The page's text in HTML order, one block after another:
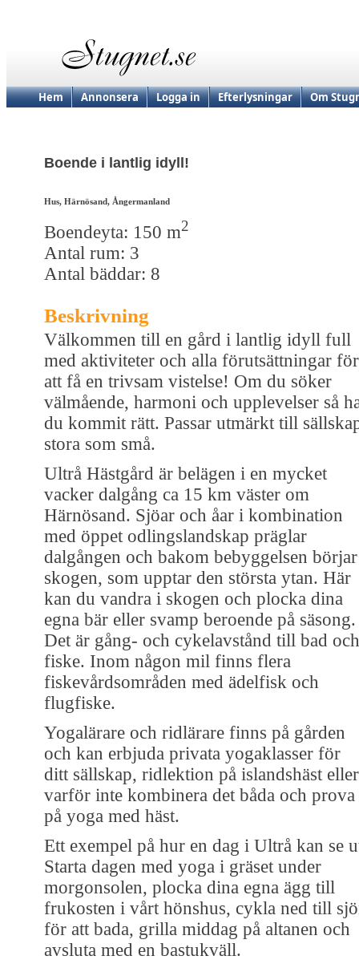
Hem Annonsera Logga in Efterlysningar Om
Boende i lantlig idyll!
Hus, Härnösand, Ångermanland
Boendeyta: 150 m2
Antal rum: 3
Antal bäddar: 8
Beskrivning
Välkommen till en gård i lantlig idyll full
med aktiviteter och alla förutsättningar för
att få en trivsam vistelse! Om du söker
välmående, harmoni och upplevelser så
du kommit rätt. Passar utmärkt till
stora som små.
Ultrå Hästgård är belägen i en mycket
vacker dalgång ca 15 km väster om
Härnösand. Sjöar och åar i kombination
med öppet odlingslandskap präglar
dalgången och bakom bebyggelsen börjar
skogen, som upptar den största ytan. Här
kan du vandra i skogen och plocka dina
egna bär eller svamp beroende på säsong.
Det är gång- och cykelavstånd till bad och
fiske. Inom någon mil finns flera
fiskevårdsområden med ädelfisk och
flugfiske.
Yogalärare och ridlärare finns på gården
och kan erbjuda privata yogaklasser för
ditt sällskap, ridlektion på islandshäst eller
varför inte kombinera det båda och prova
på yoga med häst.
Ett exempel på hur en dag i Ultrå kan se
Starta dagen med yoga i gräset under
morgonsolen, plocka dina egna ägg till
frukosten i vårt hönshus, cykla ned till
för att bada, grilla middag på altanen och
avsluta med en bastukväll.